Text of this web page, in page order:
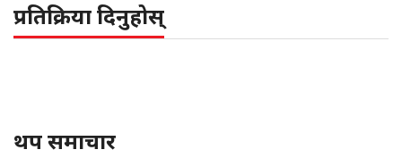
प्रतिक्रिया दिनुहोस्
थप समाचार